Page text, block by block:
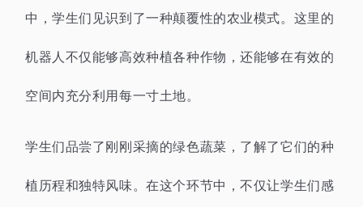
中，学生们见识到了一种颠覆性的农业模式。这里的
机器人不仅能够高效种植各种作物，还能够在有效的
空间内充分利用每一寸土地。
学生们品尝了刚刚采摘的绿色蔬菜，了解了它们的种
植历程和独特风味。在这个环节中，不仅让学生们感